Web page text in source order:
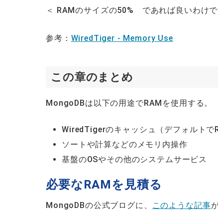
＜ RAMのサイズの50% であれば良いわけで
参考： WiredTiger - Memory Use
この章のまとめ
MongoDBは以下の用途でRAMを使用する。
WiredTigerのキャッシュ（デフォルトで
ソートや計算などのメモリ内操作
基盤のOSやその他のシステムサービス
必要なRAMを見積る
MongoDBの公式ブログに、 このような記事